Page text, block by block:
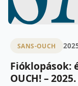
SANS-OUCH
Fióklopások:
OUCH! –